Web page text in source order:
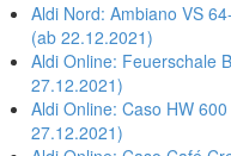
Aldi Nord: Ambiano VS
(ab 22.12.2021)
Aldi Online: Feuerschale
27.12.2021)
Aldi Online: Caso HW
27.12.2021)